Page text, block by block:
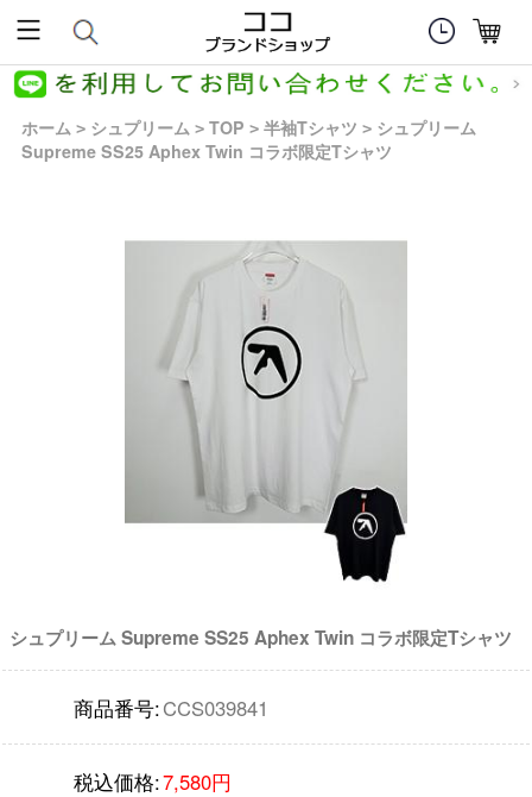
ホーム > シュプリーム > TOP > 半袖Tシャツ >シュプリーム
Supreme SS25 Aphex Twin コラボ限定Tシャツ
シュプリーム Supreme SS25 Aphex Twin コラボ限定Tシャツ
商品番号:CCS039841
税込価格:7,580円